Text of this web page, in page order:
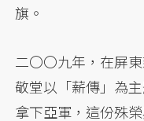
旗。
二〇〇九年，在屏
敬堂以「薪傳」為
拿下亞軍，這份殊